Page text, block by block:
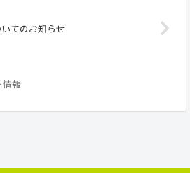
てのお知らせ
情報